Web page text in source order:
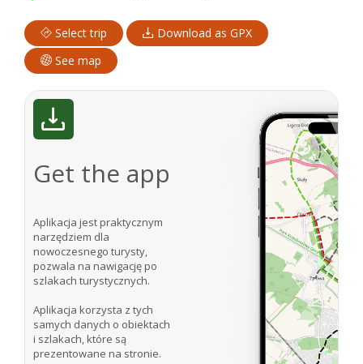
Select trip
Download as GPX
See map
Get the app
Aplikacja jest praktycznym
narzędziem dla
nowoczesnego turysty,
pozwala na nawigację po
szlakach turystycznych.
Aplikacja korzysta z tych
samych danych o obiektach
i szlakach, które są
prezentowane na stronie.